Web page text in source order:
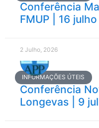
Conferência
FMUP | 16 julho
2 Julho, 2026
INFORMAÇÕES ÚTEIS
Conferência
Longevas | 9